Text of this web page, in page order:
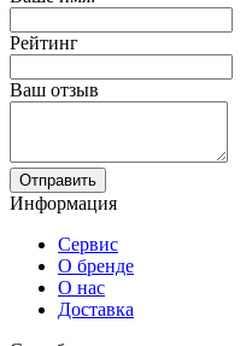
Рейтинг
Ваш отзыв
Отправить
Информация
Сервис
О бренде
О нас
Доставка